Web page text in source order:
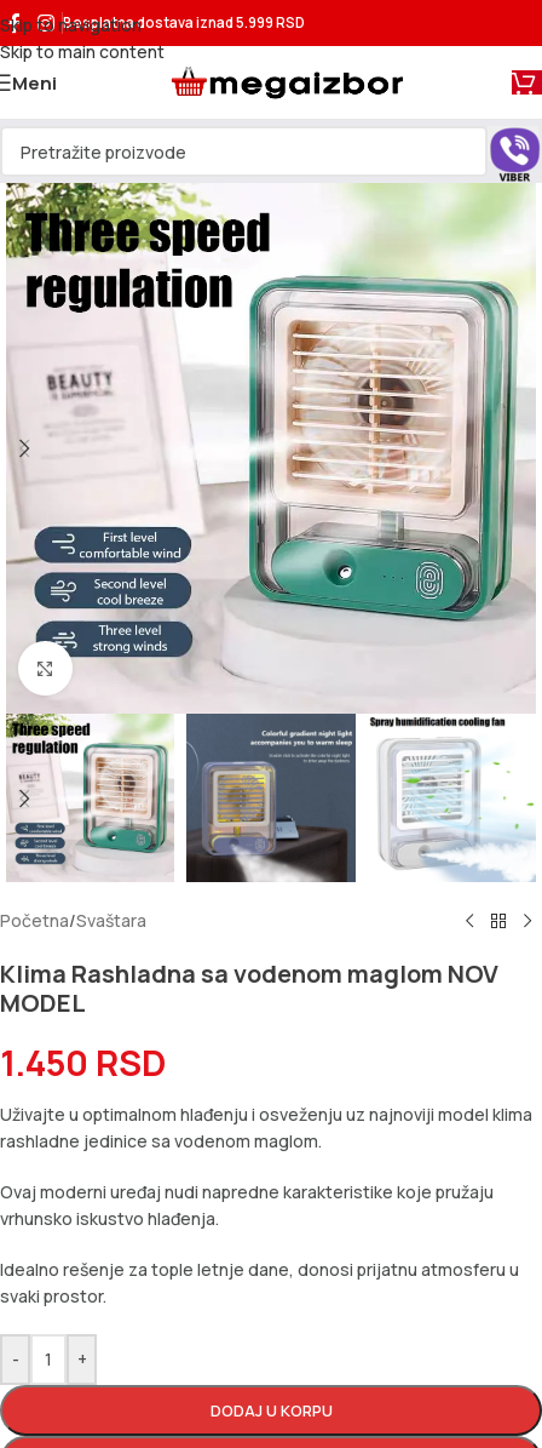
Skip to navigation
Skip to main content
Besplatna dostavaiznad 5.999 RSD
Meni
Kliknite za uvećanje
Početna/Svaštara
Klima Rashladna sa vodenom maglom NOV
MODEL
1.450 RSD
Uživajte u optimalnom hlađenju i osveženju uz najnoviji model klima
rashladne jedinice sa vodenom maglom.
Ovaj moderni uređaj nudi napredne karakteristike koje pružaju
vrhunsko iskustvo hlađenja.
Idealno rešenje za tople letnje dane, donosi prijatnu atmosferu u
svaki prostor.
- +
DODAJ U KORPU